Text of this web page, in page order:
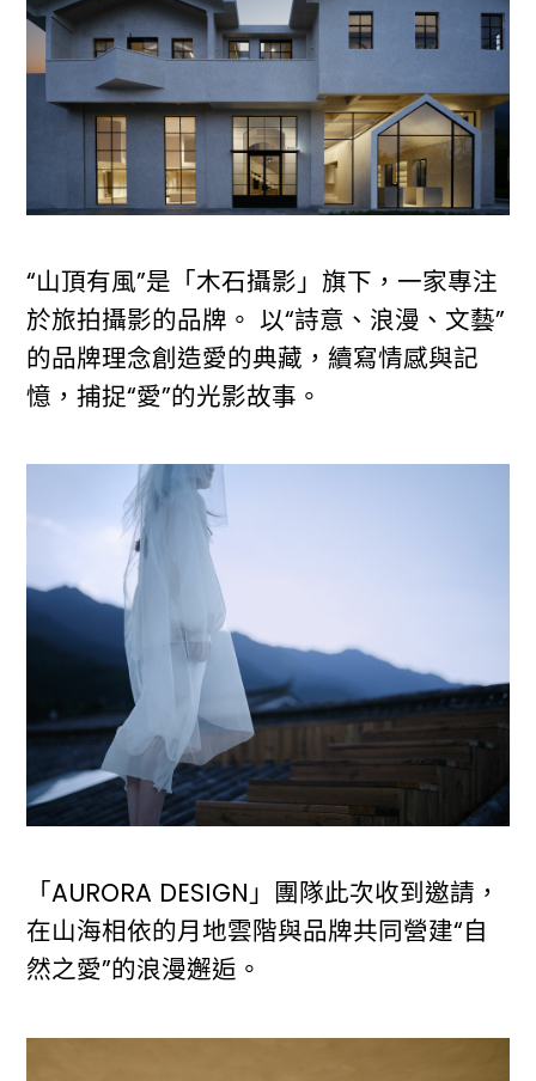
“山頂有風”是「木石攝影」旗下，一家專注
於旅拍攝影的品牌。 以“詩意、浪漫、文藝”
的品牌理念創造愛的典藏，續寫情感與記
憶，捕捉“愛”的光影故事。
「AURORA DESIGN」團隊此次收到邀請，
在山海相依的月地雲階與品牌共同營建“自
然之愛”的浪漫邂逅。